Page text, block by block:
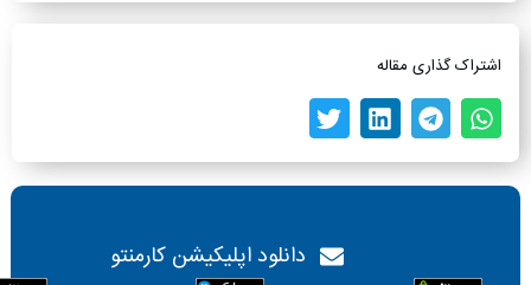
اشتراک گذاری مقاله
دانلود اپلیکیشن کارمنتو